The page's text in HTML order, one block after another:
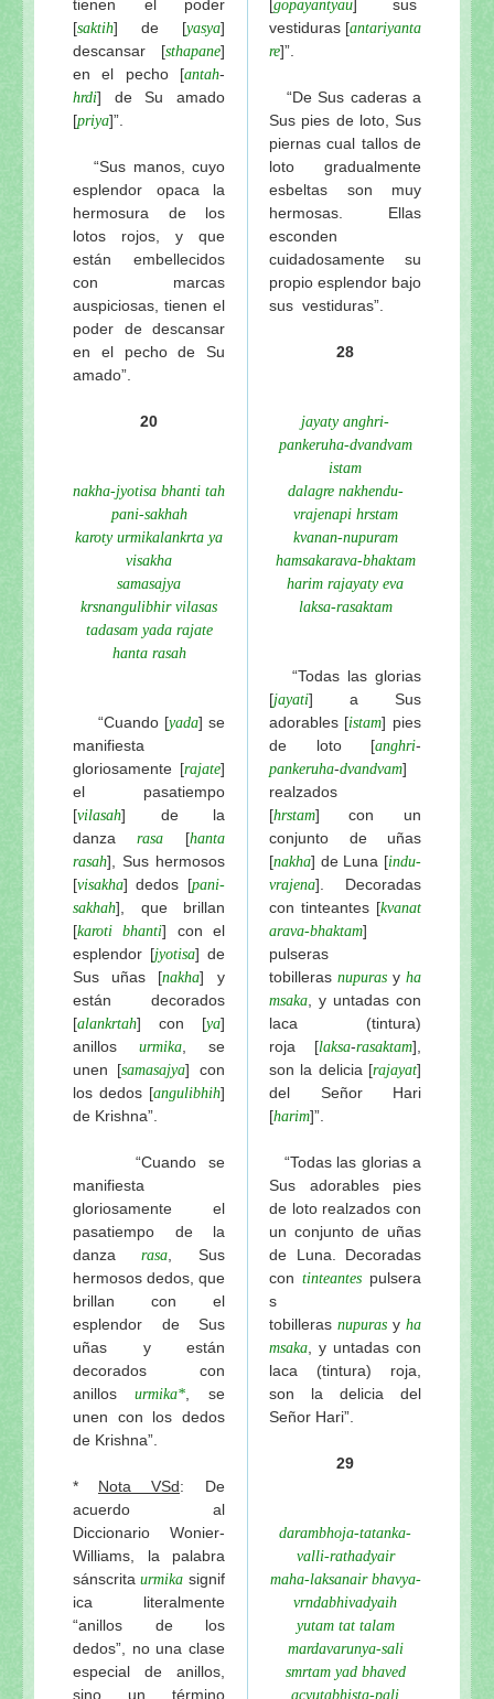
tienen el poder
[saktih] de [yasya]
descansar [sthapane]
en el pecho [antah-
hrdi] de Su amado
[priya]”.
“Sus manos, cuyo
esplendor opaca la
hermosura de los
lotos rojos, y que
están embellecidos
con marcas
auspiciosas, tienen el
poder de descansar
en el pecho de Su
amado”.
20
nakha-jyotisa bhanti tah
pani-sakhah
karoty urmikalankrta ya
visakha
samasajya
krsnangulibhir vilasas
tadasam yada rajate
hanta rasah
“Cuando [yada] se
manifiesta
gloriosamente [rajate]
el pasatiempo
[vilasah] de la
danza rasa [hanta
rasah], Sus hermosos
[visakha] dedos [pani-
sakhah], que brillan
[karoti bhanti] con el
esplendor [jyotisa] de
Sus uñas [nakha] y
están decorados
[alankrtah] con [ya]
anillos urmika , se
unen [samasajya] con
los dedos [angulibhih]
de Krishna”.
“Cuando se
manifiesta
gloriosamente el
pasatiempo de la
danza rasa , Sus
hermosos dedos, que
brillan con el
esplendor de Sus
uñas y están
decorados con
anillos urmika* , se
unen con los dedos
de Krishna”.
* Nota VSd: De
acuerdo al
Diccionario Wonier-
Williams, la palabra
sánscrita urmika signif
ica literalmente
“anillos de los
dedos”, no una clase
especial de anillos,
sino un término
gopayantyau ] sus
vestiduras [antariyanta
re]”.
“De Sus caderas a
Sus pies de loto, Sus
piernas cual tallos de
loto gradualmente
esbeltas son muy
hermosas. Ellas
esconden
cuidadosamente su
propio esplendor bajo
sus vestiduras”.
28
jayaty anghri-
pankeruha-dvandvam
istam
dalagre nakhendu-
vrajenapi hrstam
kvanan-nupuram
hamsakarava-bhaktam
harim rajayaty eva
laksa-rasaktam
“Todas las glorias
[jayati] a Sus
adorables [istam] pies
de loto [anghri-
pankeruha-dvandvam]
realzados
[hrstam]
con un
conjunto de uñas
[nakha] de Luna [indu-
vrajena]. Decoradas
con tinteantes [kvanat
arava-bhaktam]
pulseras
tobilleras nupuras y ha
msaka , y untadas con
laca (tintura)
roja
[laksa-rasaktam],
son la delicia [rajayat]
del Señor Hari
[harim]”.
“Todas las glorias a
Sus adorables pies
de loto realzados con
un conjunto de uñas
de Luna. Decoradas
con tinteantes pulsera
s
tobilleras nupuras y ha
msaka , y untadas con
laca (tintura) roja,
son la delicia del
Señor Hari”.
29
darambhoja-tatanka-
valli-rathadyair
maha-laksanair bhavya-
vrndabhivadyaih
yutam tat talam
mardavarunya-sali
smrtam yad bhaved
acyutabhista-pali